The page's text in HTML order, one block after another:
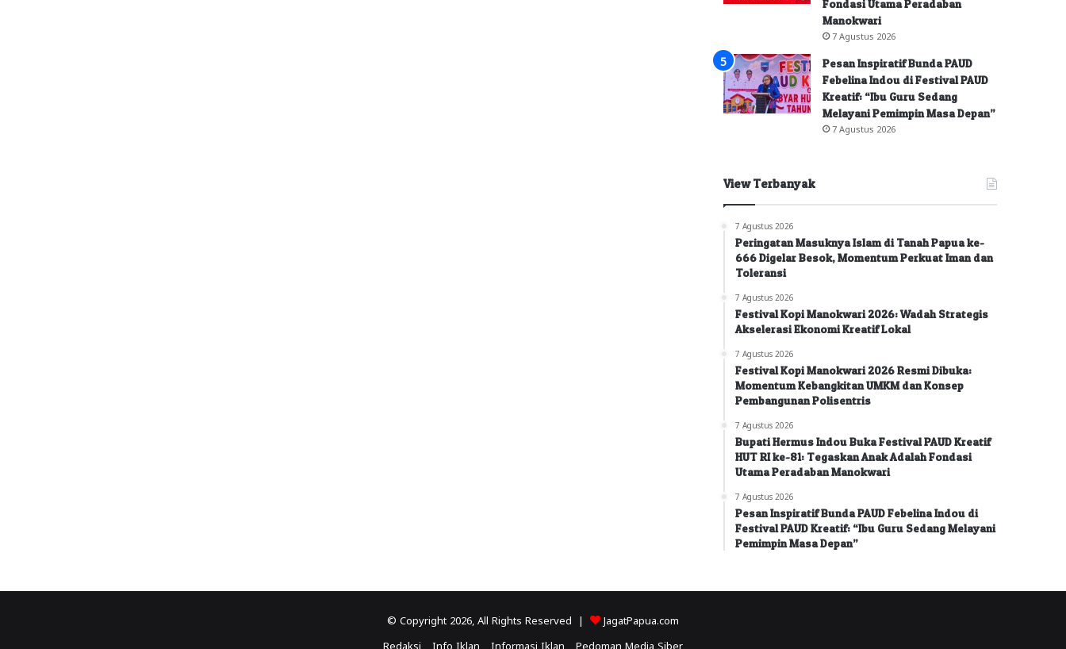
Fondasi Utama Peradaban
Manokwari
7 Agustus 2026
Pesan Inspiratif Bunda PAUD
Febelina Indou di Festival PAUD
Kreatif: “Ibu Guru Sedang
Melayani Pemimpin Masa Depan”
7 Agustus 2026
View Terbanyak
7 Agustus 2026
Peringatan Masuknya Islam di Tanah Papua ke-
666 Digelar Besok, Momentum Perkuat Iman dan
Toleransi
7 Agustus 2026
Festival Kopi Manokwari 2026: Wadah Strategis
Akselerasi Ekonomi Kreatif Lokal
7 Agustus 2026
Festival Kopi Manokwari 2026 Resmi Dibuka:
Momentum Kebangkitan UMKM dan Konsep
Pembangunan Polisentris
7 Agustus 2026
Bupati Hermus Indou Buka Festival PAUD Kreatif
HUT RI ke-81: Tegaskan Anak Adalah Fondasi
Utama Peradaban Manokwari
7 Agustus 2026
Pesan Inspiratif Bunda PAUD Febelina Indou di
Festival PAUD Kreatif: “Ibu Guru Sedang Melayani
Pemimpin Masa Depan”
© Copyright 2026, All Rights Reserved | JagatPapua.com
Redaksi Info Iklan Informasi Iklan Pedoman Media Siber